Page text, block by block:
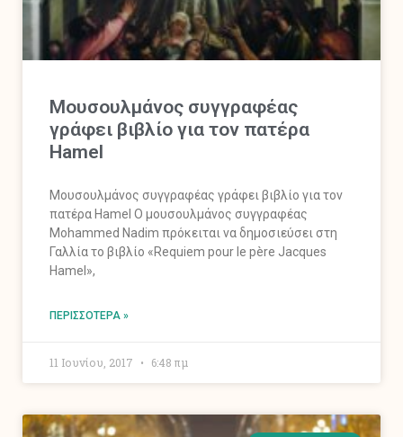
Μουσουλμάνος συγγραφέας
γράφει βιβλίο για τον πατέρα
Hamel
Μουσουλμάνος συγγραφέας γράφει βιβλίο για τον
πατέρα Hamel Ο μουσουλμάνος συγγραφέας
Mohammed Nadim πρόκειται να δημοσιεύσει στη
Γαλλία το βιβλίο «Requiem pour le père Jacques
Hamel»,
ΠΕΡΙΣΣΌΤΕΡΑ »
11 Ιουνίου, 2017 6:48 πμ